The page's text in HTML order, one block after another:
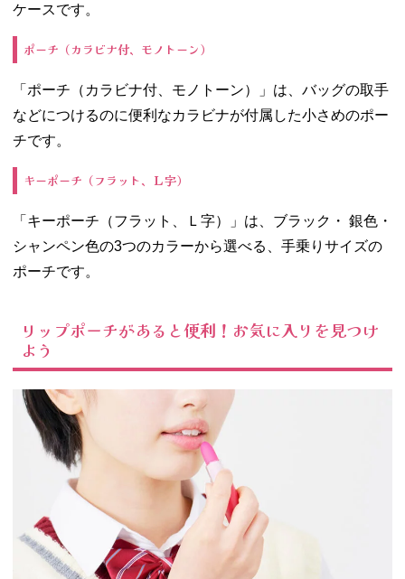
ケースです。
ポーチ（カラビナ付、モノトーン）
「ポーチ（カラビナ付、モノトーン）」は、バッグの取手
などにつけるのに便利なカラビナが付属した小さめのポー
チです。
キーポーチ（フラット、Ｌ字）
「キーポーチ（フラット、Ｌ字）」は、ブラック・ 銀色・
シャンペン色の3つのカラーから選べる、手乗りサイズの
ポーチです。
リップポーチがあると便利！お気に入りを見つけ
よう